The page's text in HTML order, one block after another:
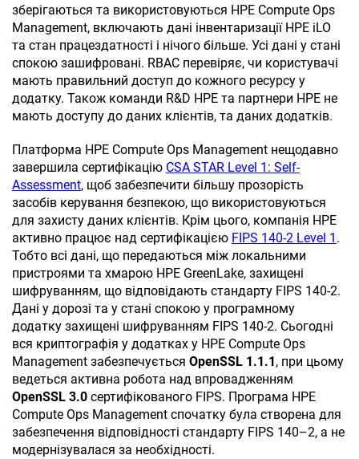
зберігаються та використовуються HPE Compute Ops
Management, включають дані інвентаризації HPE iLO
та стан працездатності і нічого більше. Усі дані у стані
спокою зашифровані. RBAC перевіряє, чи користувачі
мають правильний доступ до кожного ресурсу у
додатку. Також команди R&D HPE та партнери HPE не
мають доступу до даних клієнтів, та даних додатків.
Платформа HPE Compute Ops Management нещодавно
завершила сертифікацію CSA STAR Level 1: Self-
Assessment, щоб забезпечити більшу прозорість
засобів керування безпекою, що використовуються
для захисту даних клієнтів. Крім цього, компанія HPE
активно працює над сертифікацією FIPS 140-2 Level 1 .
Тобто всі дані, що передаються між локальними
пристроями та хмарою HPE GreenLake, захищені
шифруванням, що відповідають стандарту FIPS 140-2.
Дані у дорозі та у стані спокою у програмному
додатку захищені шифруванням FIPS 140-2. Сьогодні
вся криптографія у додатках у HPE Compute Ops
Management забезпечується OpenSSL 1.1.1, при цьому
ведеться активна робота над впровадженням
OpenSSL 3.0 сертифікованого FIPS. Програма HPE
Compute Ops Management спочатку була створена для
забезпечення відповідності стандарту FIPS 140–2, а не
модернізувалася за необхідності.